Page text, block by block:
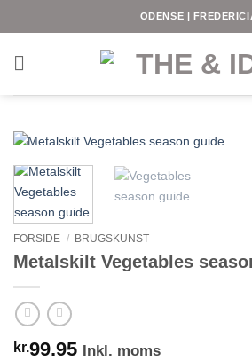
ODENSE |
FORSIDE / BRUGSKUNST
Metalskilt Vegetables
kr.99.95 Inkl. moms